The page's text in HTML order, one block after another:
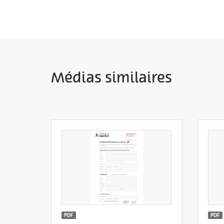
Médias similaires
PDF PDF